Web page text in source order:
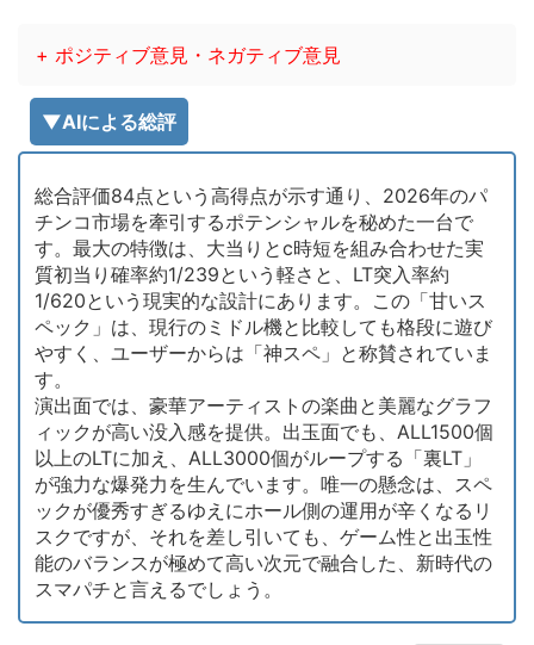
+ ポジティブ意見・ネガティブ意見
▼AIによる総評
総合評価84点という高得点が示す通り、2026年のパ
チンコ市場を牽引するポテンシャルを秘めた一台で
す。最大の特徴は、大当りとc時短を組み合わせた実
質初当り確率約1/239という軽さと、LT突入率約
1/620という現実的な設計にあります。この「甘いス
ペック」は、現行のミドル機と比較しても格段に遊び
やすく、ユーザーからは「神スペ」と称賛されていま
す。
演出面では、豪華アーティストの楽曲と美麗なグラフ
ィックが高い没入感を提供。出玉面でも、ALL1500個
以上のLTに加え、ALL3000個がループする「裏LT」
が強力な爆発力を生んでいます。唯一の懸念は、スペ
ックが優秀すぎるゆえにホール側の運用が辛くなるリ
スクですが、それを差し引いても、ゲーム性と出玉性
能のバランスが極めて高い次元で融合した、新時代の
スマパチと言えるでしょう。